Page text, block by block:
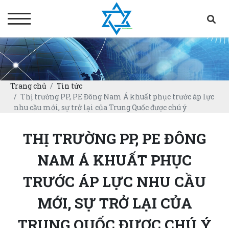
Trang chủ
Tin tức
Thị trường PP, PE Đông Nam Á khuất phục trước áp lực
nhu cầu mới, sự trở lại của Trung Quốc được chú ý
THỊ TRƯỜNG PP, PE ĐÔNG
NAM Á KHUẤT PHỤC
TRƯỚC ÁP LỰC NHU CẦU
MỚI, SỰ TRỞ LẠI CỦA